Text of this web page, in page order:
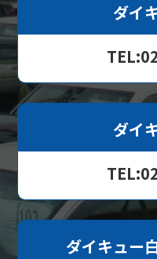
ダイ
ダイ
ダイキュー